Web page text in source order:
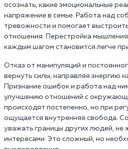
осознать, какие эмоциональные
напряжение в семье. Работа над
тревожности и помогает
отношения. Перестройка
каждым шагом становится легче
Отказ от манипуляций и
вернуть силы, направляя энергию
Признание ошибок и работа над
улучшению отношений с
происходят постепенно, но при
ощущается внутренняя свобода.
уважать границы других людей, не
интересами. Это сложный, но